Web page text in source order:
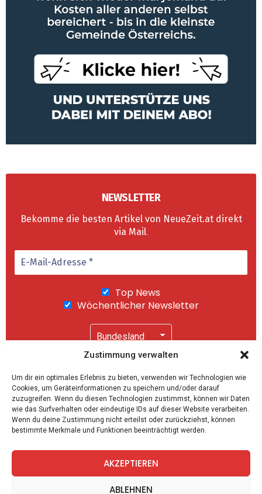
Zustimmung verwalten
Um dir ein optimales Erlebnis zu bieten, verwenden wir Technologien wie
Cookies, um Geräteinformationen zu speichern und/oder darauf
zuzugreifen. Wenn du diesen Technologien zustimmst, können wir Daten
wie das Surfverhalten oder eindeutige IDs auf dieser Website verarbeiten.
Wenn du deine Zustimmung nicht erteilst oder zurückziehst, können
bestimmte Merkmale und Funktionen beeinträchtigt werden.
AKZEPTIEREN
ABLEHNEN
NEWSLETTER
Bekomme die besten Artikel von NeueZeit.at direkt
via Mail.
Top News
Wöchentlicher Newsletter
"Abonnieren" akzeptierst Du unsere
Datenschutzerklärung.
twitter